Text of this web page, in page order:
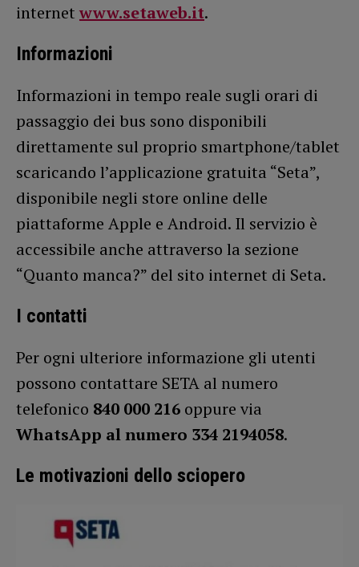
internet www.setaweb.it.
Informazioni
Informazioni in tempo reale sugli orari di
passaggio dei bus sono disponibili
direttamente sul proprio smartphone/tablet
scaricando l’applicazione gratuita “Seta”,
disponibile negli store online delle
piattaforme Apple e Android. Il servizio è
accessibile anche attraverso la sezione
“Quanto manca?” del sito internet di Seta.
I contatti
Per ogni ulteriore informazione gli utenti
possono contattare SETA al numero
telefonico 840 000 216 oppure via
WhatsApp al numero 334 2194058.
Le motivazioni dello sciopero